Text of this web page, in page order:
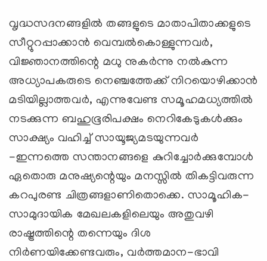
വൃദ്ധസദനങ്ങളില്‍ തങ്ങളുടെ മാതാപിതാക്കളുടെ
സീറ്റുറപ്പാക്കാന്‍ വെമ്പല്‍കൊള്ളുന്നവര്‍,
വിജ്ഞാനത്തിന്റെ മധു നുകര്‍ന്നു നല്‍കുന്ന
അധ്യാപകരുടെ നെഞ്ചത്തേക്ക് നിറയൊഴിക്കാന്‍
മടിയില്ലാത്തവര്‍, എന്നുവേണ്ട സമൂഹമധ്യത്തില്‍
നടക്കുന്ന ബഹുഭൂരിപക്ഷം നെറികേടുകള്‍ക്കും
സാക്ഷ്യം വഹിച്ച് സായൂജ്യമടയുന്നവര്‍
-ഇന്നത്തെ സന്താനങ്ങളെ കുറിച്ചോര്‍ക്കുമ്പോള്‍
ഏതൊരു മനുഷ്യന്റെയും മനസ്സില്‍ തികട്ടിവരുന്ന
കറപുരണ്ട ചിത്രങ്ങളാണിതൊക്കെ. സാമൂഹിക-
സാമുദായിക മേഖലകളിലെയും അതുവഴി
രാഷ്ട്രത്തിന്റെ തന്നെയും ദിശ
നിര്‍ണയിക്കേണ്ടവരും, വര്‍ത്തമാന-ഭാവി